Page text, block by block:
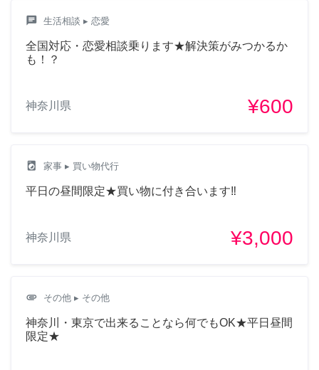
chat 生活相談 ▸ 恋愛
全国対応・恋愛相談乗ります★解決策がみつかるか
も！？
神奈川県 ¥600
local_laundry_service 家事 ▸ 買い物代行
平日の昼間限定★買い物に付き合います‼︎
神奈川県 ¥3,000
attachment その他 ▸ その他
神奈川・東京で出来ることなら何でもOK★平日昼間
限定★